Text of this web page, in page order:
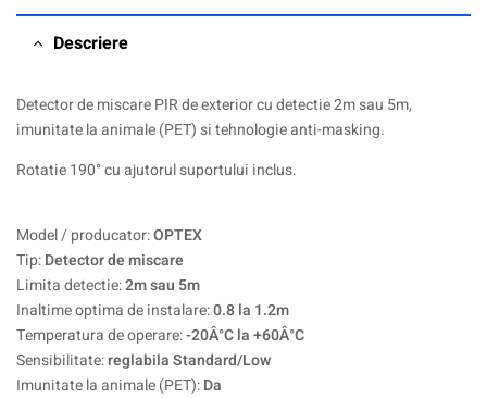
Descriere
Detector de miscare PIR de exterior cu detectie 2m sau 5m,
imunitate la animale (PET) si tehnologie anti-masking.
Rotatie 190° cu ajutorul suportului inclus.
Model / producator:OPTEX
Tip:Detector de miscare
Limita detectie:2m sau 5m
Inaltime optima de instalare:0.8 la 1.2m
Temperatura de operare:-20Â°C la +60Â°C
Sensibilitate:reglabila Standard/Low
Imunitate la animale (PET):Da